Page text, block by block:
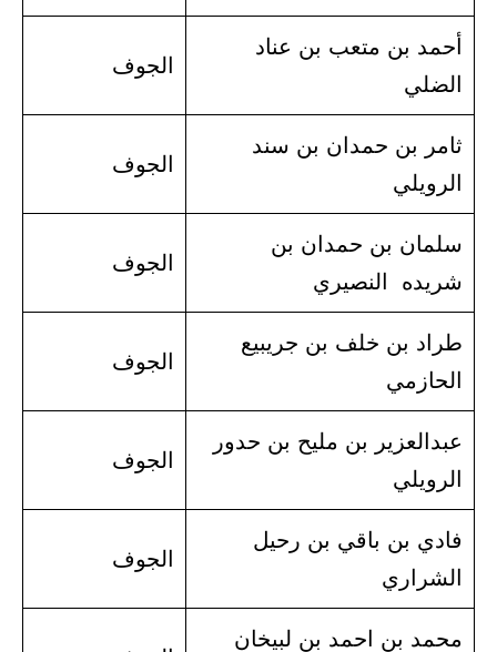
أحمد بن متعب بن عناد
الضلي
الجوف
ثامر بن حمدان بن سند
الرويلي
الجوف
سلمان بن حمدان بن
شريده النصيري
الجوف
طراد بن خلف بن جريبيع
الحازمي
الجوف
عبدالعزير بن مليح بن حدور
الرويلي
الجوف
فادي بن باقي بن رحيل
الشراري
الجوف
محمد بن احمد بن لبيخان